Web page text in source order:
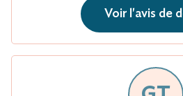
Voir l'avis de